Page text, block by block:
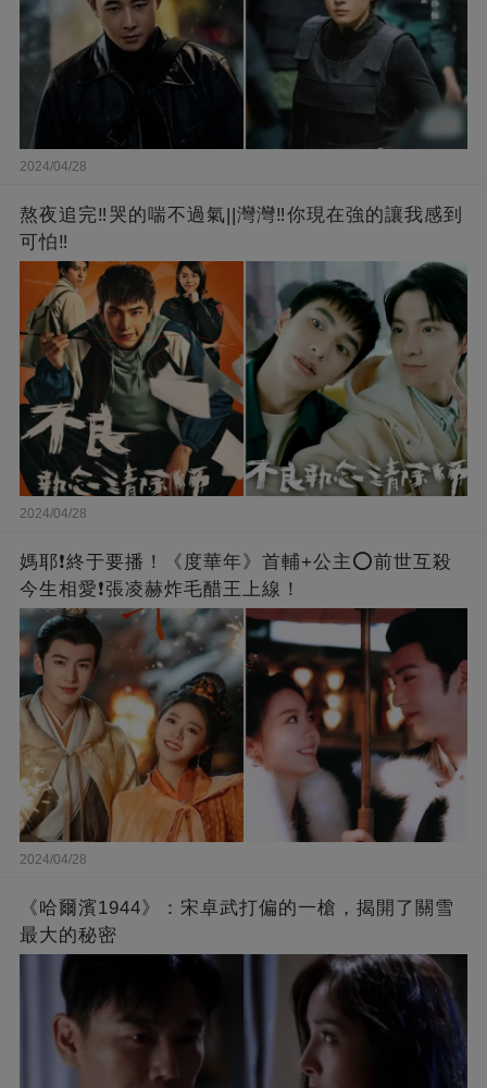
2024/04/28
熬夜追完‼️哭的喘不過氣||灣灣‼️你現在強的讓我感到
可怕‼️
2024/04/28
媽耶❗️終于要播！《度華年》首輔+公主⭕前世互殺
今生相愛❗張凌赫炸毛醋王上線！
2024/04/28
《哈爾濱1944》：宋卓武打偏的一槍，揭開了關雪
最大的秘密